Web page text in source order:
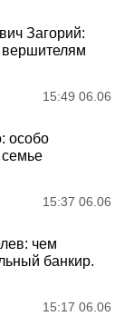
Загорий:
15:49 06.06
особо
15:37 06.06
чем
банкир.
15:17 06.06